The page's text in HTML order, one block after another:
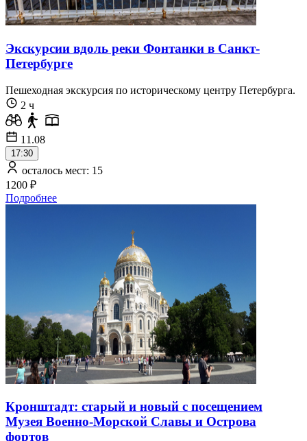
Экскурсии вдоль реки Фонтанки в Санкт-
Петербурге
Пешеходная экскурсия по историческому центру Петербурга.
2 ч
11.08
17:30
осталось мест: 15
1200 ₽
Подробнее
Кронштадт: старый и новый с посещением
Музея Военно-Морской Славы и Острова
фортов